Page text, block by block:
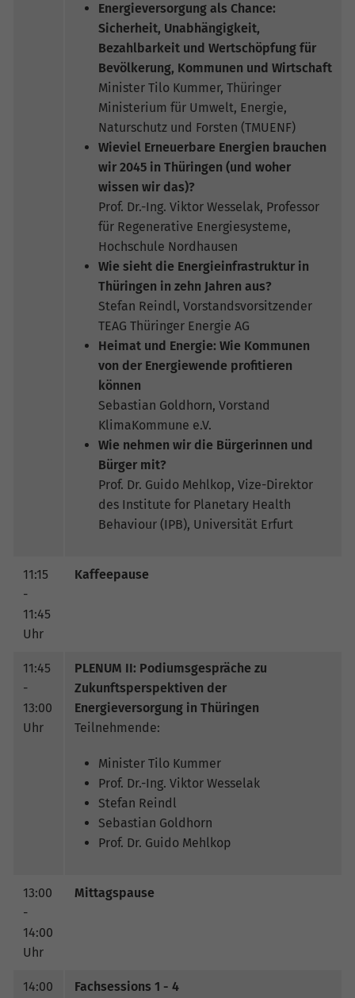
Energieversorgung als Chance:
Sicherheit, Unabhängigkeit,
Bezahlbarkeit und Wertschöpfung für
Bevölkerung, Kommunen und Wirtschaft
Minister Tilo Kummer, Thüringer
Ministerium für Umwelt, Energie,
Naturschutz und Forsten (TMUENF)
Wieviel Erneuerbare Energien brauchen
wir 2045 in Thüringen (und woher
wissen wir das)?
Prof. Dr.-Ing. Viktor Wesselak, Professor
für Regenerative Energiesysteme,
Hochschule Nordhausen
Wie sieht die Energieinfrastruktur in
Thüringen in zehn Jahren aus?
Stefan Reindl, Vorstandsvorsitzender
TEAG Thüringer Energie AG
Heimat und Energie: Wie Kommunen
von der Energiewende profitieren
können
Sebastian Goldhorn, Vorstand
KlimaKommune e.V.
Wie nehmen wir die Bürgerinnen und
Bürger mit?
Prof. Dr. Guido Mehlkop, Vize-Direktor
des Institute for Planetary Health
Behaviour (IPB), Universität Erfurt
11:15
-
11:45
Uhr
Kaffeepause
11:45
-
13:00
Uhr
PLENUM II: Podiumsgespräche zu
Zukunftsperspektiven der
Energieversorgung in Thüringen
Teilnehmende:
Minister Tilo Kummer
Prof. Dr.-Ing. Viktor Wesselak
Stefan Reindl
Sebastian Goldhorn
Prof. Dr. Guido Mehlkop
13:00
-
14:00
Uhr
Mittagspause
14:00
Fachsessions 1 - 4